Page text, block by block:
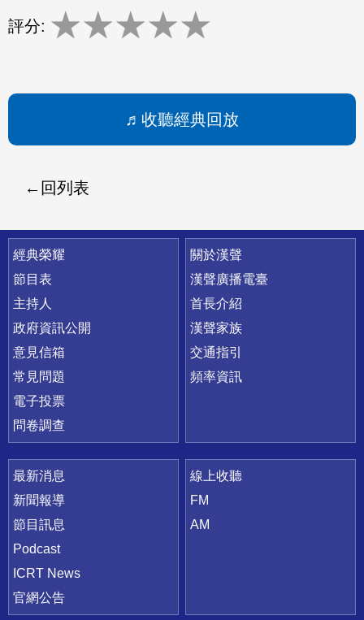
評分: ★★★★★
收聽經典回放
回列表
快速連結
經典榮耀
節目表
主持人
政府資訊公開
意見信箱
常見問題
電子投票
問卷調查
關於漢聲
漢聲廣播電臺
首長介紹
漢聲家族
交通指引
頻率資訊
最新消息
新聞報導
節目訊息
Podcast
ICRT News
官網公告
線上收聽
FM
AM